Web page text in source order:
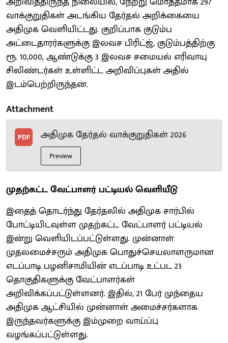
வாக்குறுதிகள் அடங்கிய தேர்தல் அறிக்கையை
அதிமுக வெளியிட்டது. குறிப்பாக குடும்ப
அட்டைதாரர்களுக்கு இலவச பிரிட்ஜ், குடும்பத்திற்கு
ரூ. 10,000, ஆண்டுக்கு 3 இலவச சமையல் எரிவாயு
சிலிண்டர்கள் உள்ளிட்ட அறிவிப்புகள் அதில்
இடம்பெற்றிருந்தன.
Attachment
PDF அதிமுக தேர்தல் வாக்குறுதிகள் 2026
Preview
முதற்கட்ட வேட்பாளர் பட்டியல் வெளியீடு
இதைத் தொடர்ந்து தேர்தலில் அதிமுக சார்பில்
போட்டியிடவுள்ள முதற்கட்ட வேட்பாளர் பட்டியல்
இன்று வெளியிடப்பட்டுள்ளது. முன்னாள்
முதலமைச்சரும் அதிமுக பொதுச்செயலாளருமான
எடப்பாடி பழனிசாமியின் எடப்பாடி உட்பட 23
தொகுதிகளுக்கு வேட்பாளர்கள்
அறிவிக்கப்பட்டுள்ளனர். இதில், 21 பேர் முந்தைய
அதிமுக ஆட்சியில் முன்னாள் அமைச்சர்களாக
இருந்தவர்களுக்கு இம்முறை வாய்ப்பு
வழங்கப்பட்டுள்ளது.